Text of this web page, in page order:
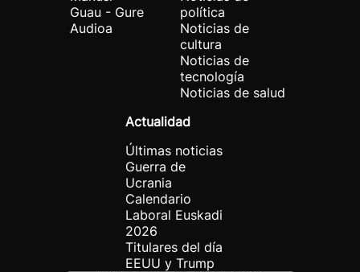
Guau - Gure
Audioa
política
Noticias de
cultura
Noticias de
tecnología
Noticias de salud
Actualidad
Últimas noticias
Guerra de
Ucrania
Calendario
Laboral Euskadi
2026
Titulares del día
EEUU y Trump